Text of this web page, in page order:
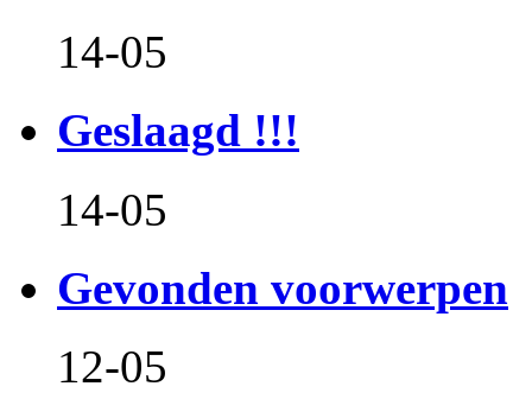
14-05
Geslaagd !!!
14-05
Gevonden voorwerpen
12-05